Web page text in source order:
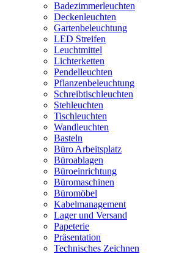
Badezimmerleuchten
Deckenleuchten
Gartenbeleuchtung
LED Streifen
Leuchtmittel
Lichterketten
Pendelleuchten
Pflanzenbeleuchtung
Schreibtischleuchten
Stehleuchten
Tischleuchten
Wandleuchten
Basteln
Büro Arbeitsplatz
Büroablagen
Büroeinrichtung
Büromaschinen
Büromöbel
Kabelmanagement
Lager und Versand
Papeterie
Präsentation
Technisches Zeichnen